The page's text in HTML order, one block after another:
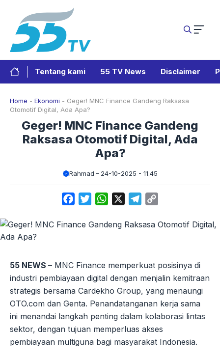
Tentang kami 55 TV News Disclaimer
Home - Ekonomi - Geger! MNC Finance Gandeng Raksasa
Otomotif Digital, Ada Apa?
Geger! MNC Finance Gandeng
Raksasa Otomotif Digital, Ada
Apa?
Rahmad 24-10-2025 - 11.45
FacebookTwitterWhatsApp Telegram
55 NEWS – MNC Finance memperkuat posisinya di
industri pembiayaan digital dengan menjalin kemitraan
strategis bersama Cardekho Group, yang menaungi
OTO.com dan Genta. Penandatanganan kerja sama
ini menandai langkah penting dalam kolaborasi lintas
sektor, dengan tujuan memperluas akses
pembiayaan multiguna bagi masyarakat Indonesia.